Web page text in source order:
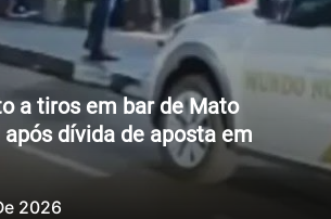
a tiros em bar de Mato
após dívida de aposta em
2026